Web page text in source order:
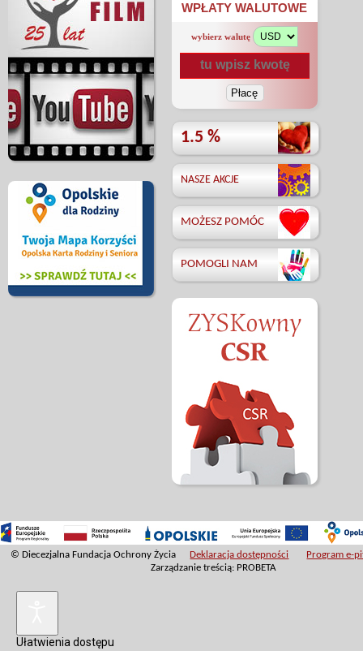
WPŁATY WALUTOWE
wybierz walutę
1.5 %
NASZE AKCJE
MOŻESZ POMÓC
POMOGLI NAM
© Diecezjalna Fundacja Ochrony Życia Deklaracja dostępności
Program e-
Zarządzanie treścią: PROBETA
Ułatwienia dostępu